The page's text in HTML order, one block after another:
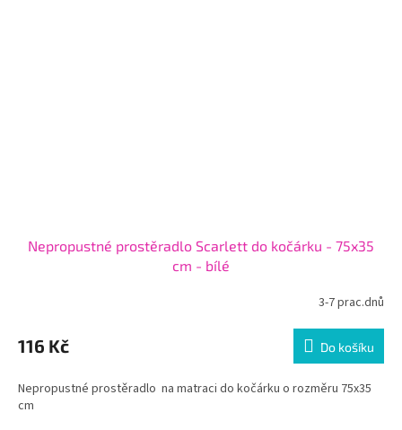
Nepropustné prostěradlo Scarlett do kočárku - 75x35
cm - bílé
3-7 prac.dnů
116 Kč Do košíku
Nepropustné prostěradlo na matraci do kočárku o rozměru 75x35
cm